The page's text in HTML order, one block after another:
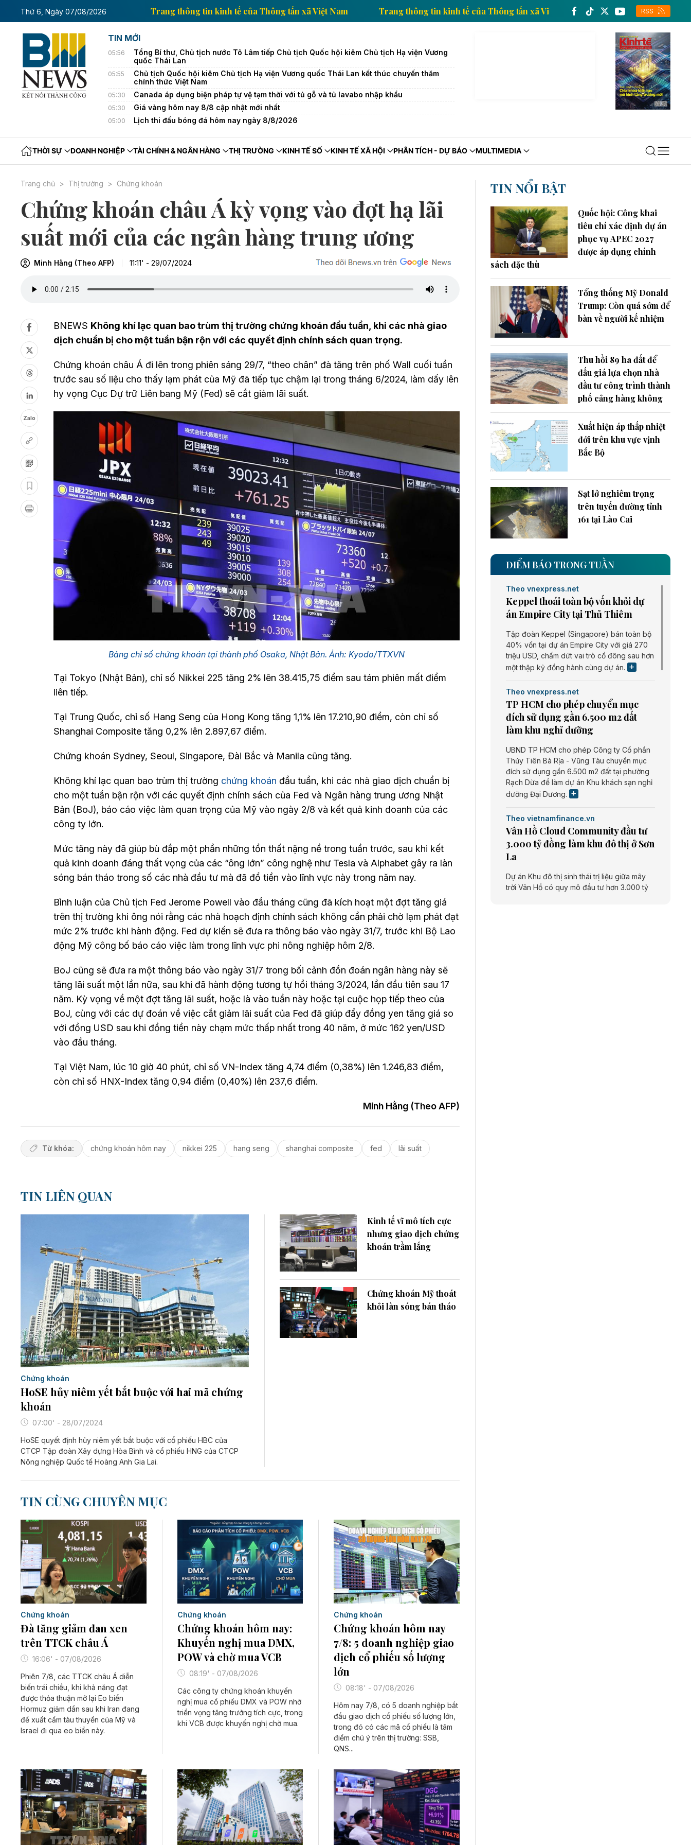
Thứ 6, Ngày 07/08/2026
tin kinh tế của Thông tấn xã Việt Nam Trang thông tin kinh tế của Thông tấn xã Việt Nam Trang thông tin kinh tế của Thông tấn xã Việt Nam Trang
RSS
TIN MỚI
05:56
Tổng Bí thư, Chủ tịch nước Tô Lâm tiếp Chủ tịch Quốc hội kiêm Chủ tịch Hạ viện Vương
quốc Thái Lan
05:55
Chủ tịch Quốc hội kiêm Chủ tịch Hạ viện Vương quốc Thái Lan kết thúc chuyến thăm
chính thức Việt Nam
05:30 Canada áp dụng biện pháp tự vệ tạm thời với tủ gỗ và tủ lavabo nhập khẩu
05:30 Giá vàng hôm nay 8/8 cập nhật mới nhất
05:00 Lịch thi đấu bóng đá hôm nay ngày 8/8/2026
THỜI SỰ DOANH NGHIỆP TÀI CHÍNH & NGÂN HÀNG THỊ TRƯỜNG KINH TẾ SỐ KINH TẾ XÃ HỘI PHÂN TÍCH - DỰ BÁO MULTIMEDIA
Trang chủ Thị trường Chứng khoán
Chứng khoán châu Á kỳ vọng vào đợt hạ lãi
suất mới của các ngân hàng trung ương
Minh Hằng (Theo AFP) 11:11' - 29/07/2024
Zalo
BNEWS Không khí lạc quan bao trùm thị trường chứng khoán đầu tuần, khi các nhà giao
dịch chuẩn bị cho một tuần bận rộn với các quyết định chính sách quan trọng.
Chứng khoán châu Á đi lên trong phiên sáng 29/7, “theo chân” đà tăng trên phố Wall cuối tuần
trước sau số liệu cho thấy lạm phát của Mỹ đã tiếp tục chậm lại trong tháng 6/2024, làm dấy lên
hy vọng Cục Dự trữ Liên bang Mỹ (Fed) sẽ cắt giảm lãi suất.
Bảng chỉ số chứng khoán tại thành phố Osaka, Nhật Bản. Ảnh: Kyodo/TTXVN
Tại Tokyo (Nhật Bản), chỉ số Nikkei 225 tăng 2% lên 38.415,75 điểm sau tám phiên mất điểm
liên tiếp.
Tại Trung Quốc, chỉ số Hang Seng của Hong Kong tăng 1,1% lên 17.210,90 điểm, còn chỉ số
Shanghai Composite tăng 0,2% lên 2.897,67 điểm.
Chứng khoán Sydney, Seoul, Singapore, Đài Bắc và Manila cũng tăng.
Không khí lạc quan bao trùm thị trường chứng khoán đầu tuần, khi các nhà giao dịch chuẩn bị
cho một tuần bận rộn với các quyết định chính sách của Fed và Ngân hàng trung ương Nhật
Bản (BoJ), báo cáo việc làm quan trọng của Mỹ vào ngày 2/8 và kết quả kinh doanh của các
công ty lớn.
Mức tăng này đã giúp bù đắp một phần những tổn thất nặng nề trong tuần trước, sau khi kết
quả kinh doanh đáng thất vọng của các “ông lớn” công nghệ như Tesla và Alphabet gây ra làn
sóng bán tháo trong số các nhà đầu tư mà đã đổ tiền vào lĩnh vực này trong năm nay.
Bình luận của Chủ tịch Fed Jerome Powell vào đầu tháng cũng đã kích hoạt một đợt tăng giá
trên thị trường khi ông nói rằng các nhà hoạch định chính sách không cần phải chờ lạm phát đạt
mức 2% trước khi hành động. Fed dự kiến sẽ đưa ra thông báo vào ngày 31/7, trước khi Bộ Lao
động Mỹ công bố báo cáo việc làm trong lĩnh vực phi nông nghiệp hôm 2/8.
BoJ cũng sẽ đưa ra một thông báo vào ngày 31/7 trong bối cảnh đồn đoán ngân hàng này sẽ
tăng lãi suất một lần nữa, sau khi đã hành động tương tự hồi tháng 3/2024, lần đầu tiên sau 17
năm. Kỳ vọng về một đợt tăng lãi suất, hoặc là vào tuần này hoặc tại cuộc họp tiếp theo của
BoJ, cùng với các dự đoán về việc cắt giảm lãi suất của Fed đã giúp đẩy đồng yen tăng giá so
với đồng USD sau khi đồng tiền này chạm mức thấp nhất trong 40 năm, ở mức 162 yen/USD
vào đầu tháng.
Tại Việt Nam, lúc 10 giờ 40 phút, chỉ số VN-Index tăng 4,74 điểm (0,38%) lên 1.246,83 điểm,
còn chỉ số HNX-Index tăng 0,94 điểm (0,40%) lên 237,6 điểm.
Minh Hằng (Theo AFP)
Từ khóa: chứng khoán hôm nay nikkei 225 hang seng shanghai composite fed lãi suất
TIN LIÊN QUAN
Chứng khoán
HoSE hủy niêm yết bắt buộc với hai mã chứng
khoán
07:00' - 28/07/2024
HoSE quyết định hủy niêm yết bắt buộc với cổ phiếu HBC của
CTCP Tập đoàn Xây dựng Hòa Bình và cổ phiếu HNG của CTCP
Nông nghiệp Quốc tế Hoàng Anh Gia Lai.
Kinh tế vĩ mô tích cực
nhưng giao dịch chứng
khoán trầm lắng
Chứng khoán Mỹ thoát
khỏi làn sóng bán tháo
TIN CÙNG CHUYÊN MỤC
Chứng khoán
Đà tăng giảm đan xen
trên TTCK châu Á
16:06' - 07/08/2026
Phiên 7/8, các TTCK châu Á diễn
biến trái chiều, khi khả năng đạt
được thỏa thuận mở lại Eo biển
Hormuz giảm dần sau khi Iran đang
đề xuất cấm tàu thuyền của Mỹ và
Israel đi qua eo biển này.
Chứng khoán
Chứng khoán hôm nay:
Khuyến nghị mua DMX,
POW và chờ mua VCB
08:19' - 07/08/2026
Các công ty chứng khoán khuyến
nghị mua cổ phiếu DMX và POW nhờ
triển vọng tăng trưởng tích cực, trong
khi VCB được khuyến nghị chờ mua.
Chứng khoán
Chứng khoán hôm nay
7/8: 5 doanh nghiệp giao
dịch cổ phiếu số lượng
lớn
08:18' - 07/08/2026
Hôm nay 7/8, có 5 doanh nghiệp bắt
đầu giao dịch cổ phiếu số lượng lớn,
trong đó có các mã cổ phiếu là tâm
điểm chú ý trên thị trường: SSB,
QNS...
TIN NỔI BẬT
Quốc hội: Công khai
tiêu chí xác định dự án
phục vụ APEC 2027
được áp dụng chính
sách đặc thù
Tổng thống Mỹ Donald
Trump: Còn quá sớm để
bàn về người kế nhiệm
Thu hồi 89 ha đất để
đấu giá lựa chọn nhà
đầu tư công trình thành
phố cảng hàng không
Xuất hiện áp thấp nhiệt
đới trên khu vực vịnh
Bắc Bộ
Sạt lở nghiêm trọng
trên tuyến đường tỉnh
161 tại Lào Cai
ĐIỂM BÁO TRONG TUẦN
Theo vnexpress.net
Keppel thoái toàn bộ vốn khỏi dự
án Empire City tại Thủ Thiêm
Tập đoàn Keppel (Singapore) bán toàn bộ
40% vốn tại dự án Empire City với giá 270
triệu USD, chấm dứt vai trò cổ đông sau hơn
một thập kỷ đồng hành cùng dự án.
Theo vnexpress.net
TP HCM cho phép chuyển mục
đích sử dụng gần 6.500 m2 đất
làm khu nghỉ dưỡng
UBND TP HCM cho phép Công ty Cổ phần
Thủy Tiên Bà Rịa - Vũng Tàu chuyển mục
đích sử dụng gần 6.500 m2 đất tại phường
Rạch Dừa để làm dự án Khu khách sạn nghỉ
dưỡng Đại Dương.
Theo vietnamfinance.vn
Vân Hồ Cloud Community đầu tư
3.000 tỷ đồng làm khu đô thị ở Sơn
La
Dự án Khu đô thị sinh thái trị liệu giữa mây
trời Vân Hồ có quy mô đầu tư hơn 3.000 tỷ